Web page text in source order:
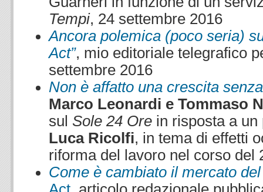
Tempi, 24 settembre 2016
Ancora polemica (poco seria)
Act”, mio editoriale telegrafico
settembre 2016
Non è affatto una crescita
Marco Leonardi e Tommaso
sul Sole 24 Ore in risposta a
Luca Ricolfi, in tema di effetti
riforma del lavoro nel corso del
Come è cambiato il mercato